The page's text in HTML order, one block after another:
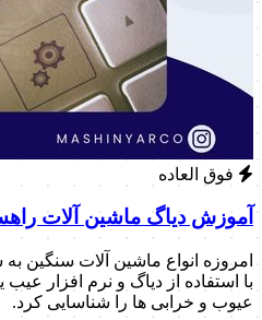
فوق العاده
آموزش دیاگ ماشین آلات
امروزه انواع ماشین آلات سنگین
با استفاده از دیاگ و نرم افزار
عیوب و خرابی ها را شناسایی کرد.